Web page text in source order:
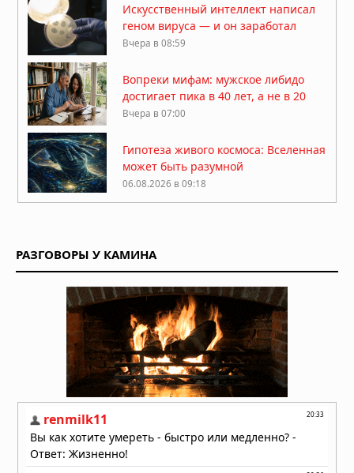
Искусственный интеллект написал
геном вируса — и он заработал
Вчера в 08:59
Вопреки мифам: мужское либидо
достигает пика в 40 лет, а не в 20
Вчера в 07:00
Гипотеза живого космоса: Вселенная
может быть разумной
06.08.2026 в 09:18
06.08.2026 в 09:13
выяснили, почему человеческий
мозг сохраняется тысячи лет
06.08.2026 в 09:11
Жизнь на Земле возникла дважды,
показало исследование
06.08.2026 в 09:06
Магнитное поле Земли
контролирует ваш разум и решения
06.08.2026 в 08:24
РАЗГОВОРЫ У КАМИНА